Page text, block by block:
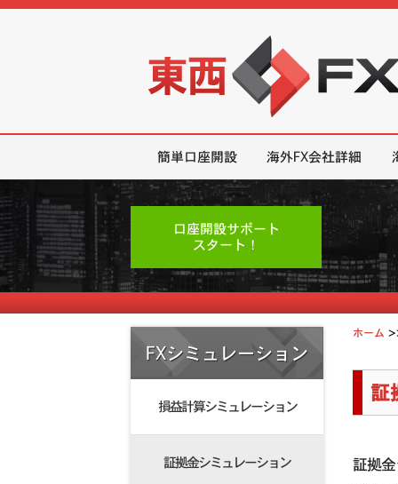
簡単口座開設 海外FX会社詳細
口座開設サポート
スタート！
FXシミュレーション
損益計算シミュレーション
証拠金シミュレーション
ホーム
証
証拠